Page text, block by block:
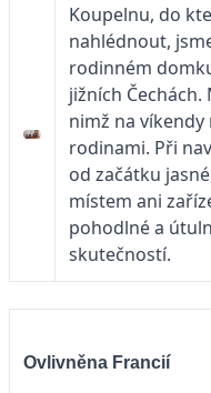
Koupelnu, do
nahlédnout,
rodinném
jižních
nimž na víkendy
rodinami. Při
od začátku
místem ani
pohodlné a
skutečností.
Ovlivněna Francií